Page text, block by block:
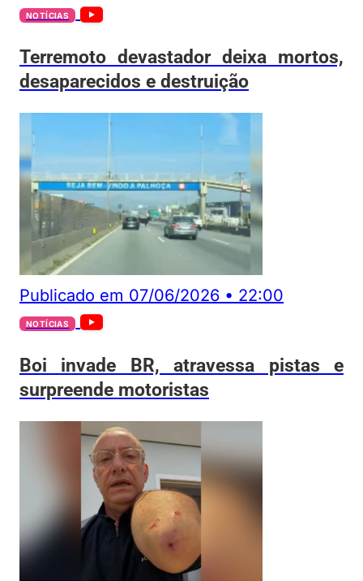
NOTÍCIAS
Terremoto devastador deixa mortos,
desaparecidos e destruição
Publicado em 07/06/2026 • 22:00
NOTÍCIAS
Boi invade BR, atravessa pistas e
surpreende motoristas